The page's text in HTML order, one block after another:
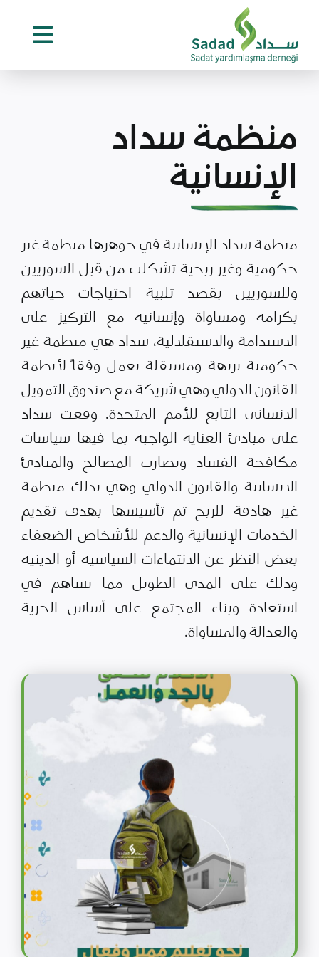
content
منظمة سداد
الإنسانية
منظمة سداد الإنسانية في جوهرها منظمة غير
حكومية وغير ربحية تشكلت من قبل السوريين
وللسوريين بقصد تلبية احتياجات حياتهم
بكرامة ومساواة وإنسانية مع التركيز على
الاستدامة والاستقلالية، سداد هي منظمة غير
حكومية نزيهة ومستقلة تعمل وفقاً لأنظمة
القانون الدولي وهي شريكة مع صندوق التمويل
الانساني التابع للأمم المتحدة. وقعت سداد
على مبادئ العناية الواجبة بما فيها سياسات
مكافحة الفساد وتضارب المصالح والمبادئ
الانسانية والقانون الدولي وهي بذلك منظمة
غير هادفة للربح تم تأسيسها بهدف تقديم
الخدمات الإنسانية والدعم للأشخاص الضعفاء
بغض النظر عن الانتماءات السياسية أو الدينية
وذلك على المدى الطويل مما يساهم في
استعادة وبناء المجتمع على أساس الحرية
والعدالة والمساواة.